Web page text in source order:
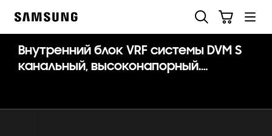
Внутренний блок VRF системы DVM S
канальный, высоконапорный.